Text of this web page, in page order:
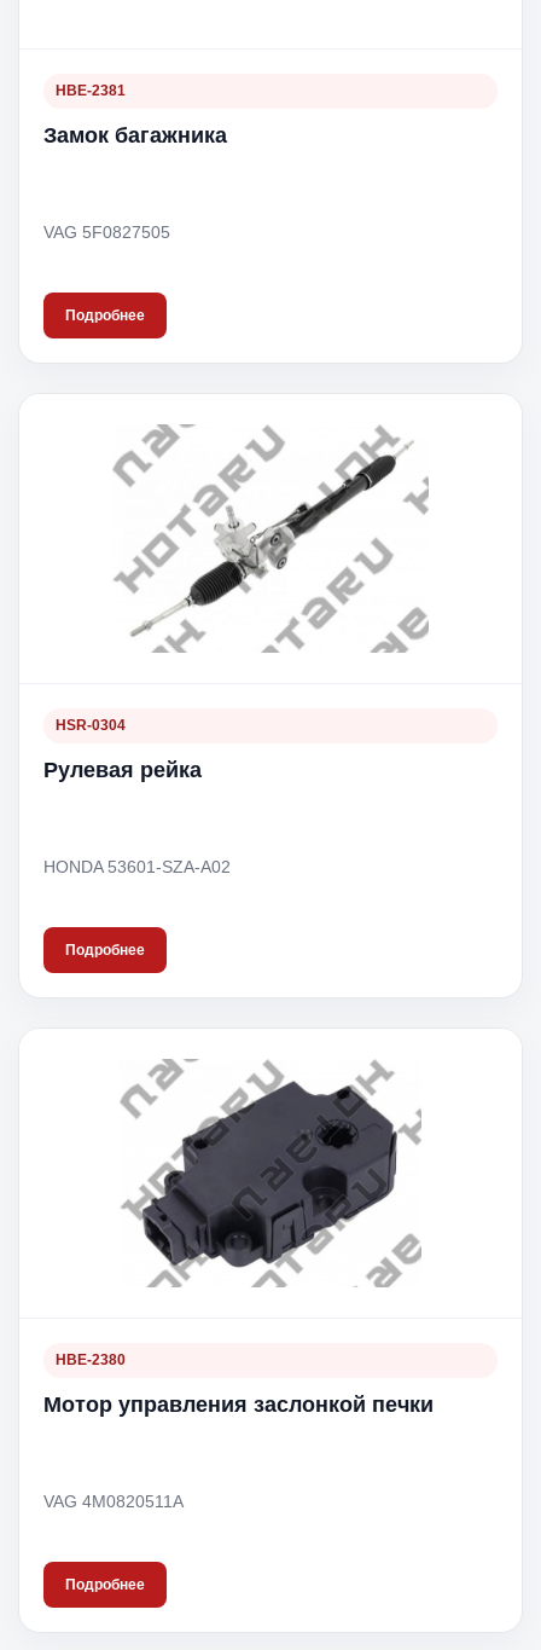
HBE-2381
Замок багажника
VAG 5F0827505
Подробнее
HSR-0304
Рулевая рейка
HONDA 53601-SZA-A02
Подробнее
HBE-2380
Мотор управления заслонкой печки
VAG 4M0820511A
Подробнее